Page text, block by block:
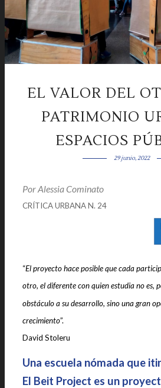
EL VALOR DEL
PATRIMONIO
ESPACIOS
29 junio, 2022
Por Alessia Cominato
CRÍTICA URBANA N. 24
“El proyecto hace posible que cada
otro, el diferente con quien estudia no es,
obstáculo a su desarrollo, sino una gran
crecimiento”.
David Stoleru
Una escuela nómada que
El Beit Project es un